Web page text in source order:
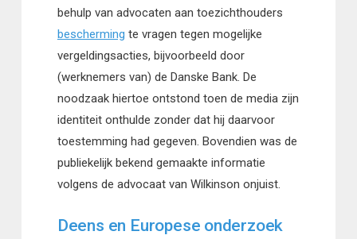
behulp van advocaten aan toezichthouders
bescherming te vragen tegen mogelijke
vergeldingsacties, bijvoorbeeld door
(werknemers van) de Danske Bank. De
noodzaak hiertoe ontstond toen de media zijn
identiteit onthulde zonder dat hij daarvoor
toestemming had gegeven. Bovendien was de
publiekelijk bekend gemaakte informatie
volgens de advocaat van Wilkinson onjuist.
Deens en Europese onderzoek